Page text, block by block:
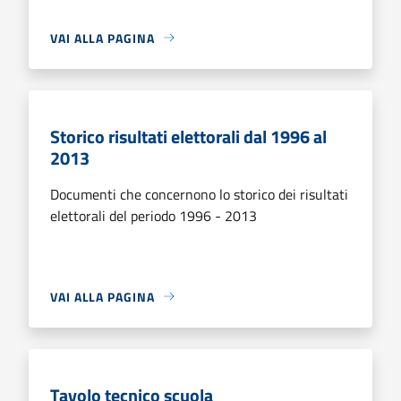
VAI ALLA PAGINA
Storico risultati elettorali dal 1996 al
2013
Documenti che concernono lo storico dei risultati
elettorali del periodo 1996 - 2013
VAI ALLA PAGINA
Tavolo tecnico scuola